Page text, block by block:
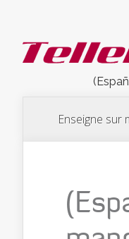
Enseigne sur